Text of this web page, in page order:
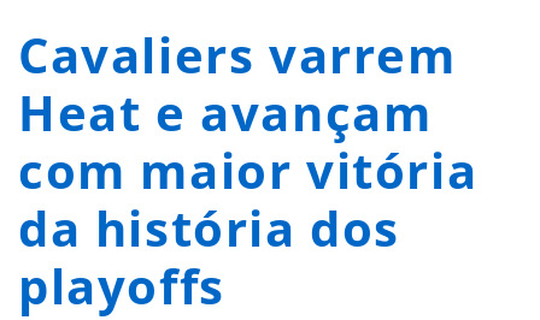
Cavaliers varrem
Heat e avançam
com maior vitória
da história dos
playoffs